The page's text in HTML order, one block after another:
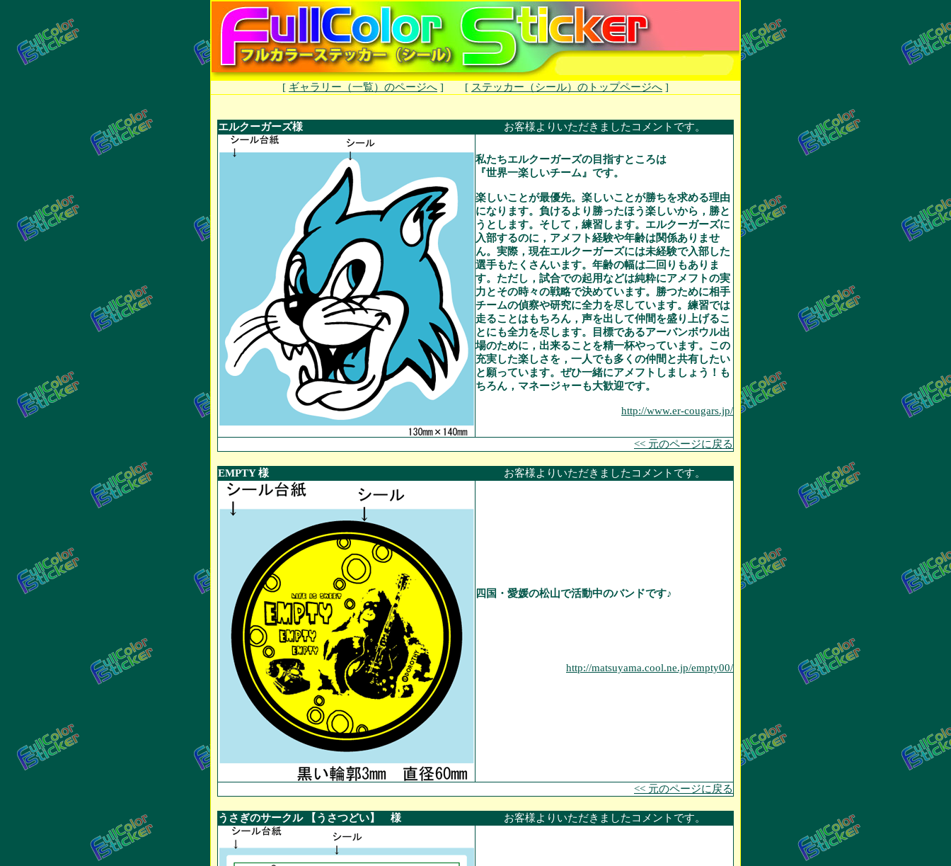
[ ギャラリー（一覧）のページへ ] [ ステッカー（シール）のトップページへ ]
エルクーガーズ様 お客様よりいただきましたコメントです。
私たちエルクーガーズの目指すところは
『世界一楽しいチーム』です。
楽しいことが最優先。楽しいことが勝ちを求める理由
になります。負けるより勝ったほう楽しいから，勝と
うとします。そして，練習します。エルクーガーズに
入部するのに，アメフト経験や年齢は関係ありませ
ん。実際，現在エルクーガーズには未経験で入部した
選手もたくさんいます。年齢の幅は二回りもありま
す。ただし，試合での起用などは純粋にアメフトの実
力とその時々の戦略で決めています。勝つために相手
チームの偵察や研究に全力を尽しています。練習では
走ることはもちろん，声を出して仲間を盛り上げるこ
とにも全力を尽します。目標であるアーバンボウル出
場のために，出来ることを精一杯やっています。この
充実した楽しさを，一人でも多くの仲間と共有したい
と願っています。ぜひ一緒にアメフトしましょう！も
ちろん，マネージャーも大歓迎です。
http://www.er-cougars.jp/
<< 元のページに戻る
EMPTY 様 お客様よりいただきましたコメントです。
四国・愛媛の松山で活動中のバンドです♪
http://matsuyama.cool.ne.jp/empty00/
<< 元のページに戻る
うさぎのサークル 【うさつどい】 様 お客様よりいただきましたコメントです。